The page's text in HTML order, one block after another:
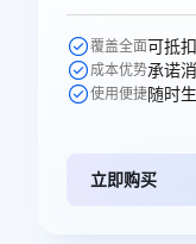
覆盖全面
成本优势
使用便捷
立即购买